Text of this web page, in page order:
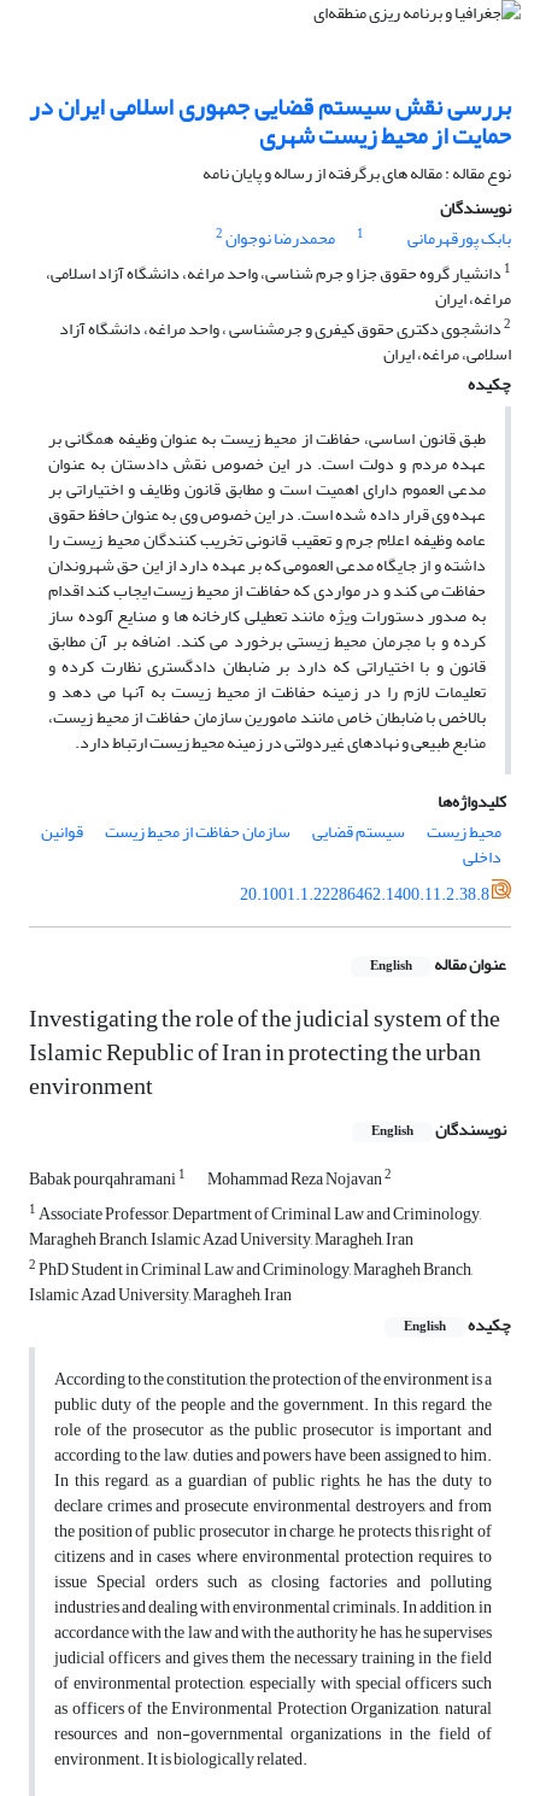
بررسی نقش سیستم قضایی جمهوری اسلامی ایران در
حمایت از محیط زیست شهری
نوع مقاله : مقاله های برگرفته از رساله و پایان نامه
نویسندگان
بابک پورقهرمانی
1 محمدرضا نوجوان2
1 دانشیار گروه حقوق جزا و جرم شناسی، واحد مراغه، دانشگاه آزاد اسلامی،
مراغه، ایران
2دانشجوی دکتری حقوق کیفری و جرمشناسی ، واحد مراغه، دانشگاه آزاد
اسلامی، مراغه، ایران
چکیده
طبق قانون اساسی، حفاظت از محیط زیست به عنوان وظیفه همگانی بر
عهده مردم و دولت است. در این خصوص نقش دادستان به عنوان
مدعی العموم دارای اهمیت است و مطابق قانون وظایف و اختیاراتی بر
عهده وی قرار داده شده است. در این خصوص وی به عنوان حافظ حقوق
عامه وظیفه اعلام جرم و تعقیب قانونی تخریب کنندگان محیط زیست را
داشته و از جایگاه مدعی العمومی که بر عهده دارد از این حق شهروندان
حفاظت می کند و در مواردی که حفاظت از محیط زیست ایجاب کند اقدام
به صدور دستورات ویژه مانند تعطیلی کارخانه ها و صنایع آلوده ساز
کرده و با مجرمان محیط زیستی برخورد می کند. اضافه بر آن مطابق
قانون و با اختیاراتی که دارد بر ضابطان دادگستری نظارت کرده و
تعلیمات لازم را در زمینه حفاظت از محیط زیست به آنها می دهد و
بالاخص با ضابطان خاص مانند مامورین سازمان حفاظت از محیط زیست،
منابع طبیعی و نهادهای غیردولتی در زمینه محیط زیست ارتباط دارد.
کلیدواژه‌ها
محیط زیست
سیستم قضایی سازمان حفاظت از محیط زیست قوانین
داخلی
20.1001.1.22286462.1400.11.2.38.8
عنوان مقاله English
Investigating the role of the judicial system of the
Islamic Republic of Iran in protecting the urban
environment
نویسندگان English
Babak pourqahramani1 Mohammad Reza Nojavan2
1Associate Professor, Department of Criminal Law and Criminology,
Maragheh Branch, Islamic Azad University, Maragheh, Iran
2PhD Student in Criminal Law and Criminology, Maragheh Branch,
Islamic Azad University, Maragheh, Iran
چکیده
English
According to the constitution, the protection of the environment is a
public duty of the people and the government. In this regard, the
role of the prosecutor as the public prosecutor is important and
according to the law, duties and powers have been assigned to him.
In this regard, as a guardian of public rights, he has the duty to
declare crimes and prosecute environmental destroyers, and from
the position of public prosecutor in charge, he protects this right of
citizens and in cases where environmental protection requires, to
issue Special orders such as closing factories and polluting
industries and dealing with environmental criminals. In addition, in
accordance with the law and with the authority he has, he supervises
judicial officers and gives them the necessary training in the field
of environmental protection, especially with special officers such
as officers of the Environmental Protection Organization, natural
resources and non-governmental organizations in the field of
environment. It is biologically related.